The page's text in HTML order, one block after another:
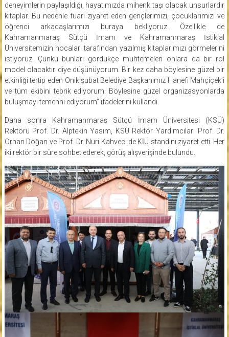
deneyimlerin paylaşıldığı, hayatımızda mihenk taşı olacak unsurlardır
kitaplar. Bu nedenle fuarı ziyaret eden gençlerimizi, çocuklarımızı ve
öğrenci arkadaşlarımızı buraya bekliyoruz. Özellikle de
Kahramanmaraş Sütçü İmam ve Kahramanmaraş İstiklal
Üniversitemizin hocaları tarafından yazılmış kitaplarımızı görmelerini
istiyoruz. Çünkü bunları gördükçe muhtemelen onlara da bir rol
model olacaktır diye düşünüyorum. Bir kez daha böylesine güzel bir
etkinliği tertip eden Onikişubat Belediye Başkanımız Hanefi Mahçiçek’i
ve tüm ekibini tebrik ediyorum. Böylesine güzel organizasyonlarda
buluşmayı temenni ediyorum” ifadelerini kullandı.
Daha sonra Kahramanmaraş Sütçü İmam Üniversitesi (KSÜ)
Rektörü Prof. Dr. Alptekin Yasım, KSÜ Rektör Yardımcıları Prof. Dr.
Orhan Doğan ve Prof. Dr. Nuri Kahveci de KİÜ standını ziyaret etti. Her
iki rektör bir süre sohbet ederek, görüş alışverişinde bulundu.